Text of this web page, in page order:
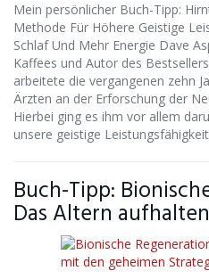
Mein persönlicher Buch-Tipp:
Methode Für Höhere Geistige
Schlaf Und Mehr Energie Dave
Kaffees und Autor des
arbeitete die vergangenen zehn
Ärzten an der Erforschung der
Hierbei ging es ihm vor allem
unsere geistige
Buch-Tipp:
Das Altern